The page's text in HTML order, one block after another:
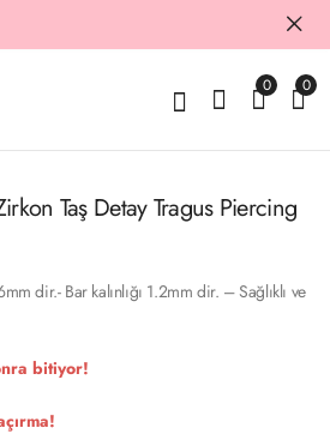
0 0
Taş Detay Tragus Piercing
dir.- Bar kalınlığı 1.2mm dir. – Sağlıklı ve
bitiyor!